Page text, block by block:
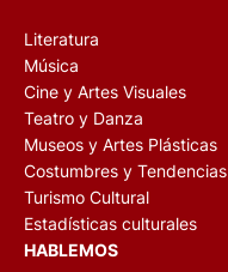
Literatura
Música
Cine y Artes Visuales
Teatro y Danza
Museos y Artes Plásticas
Costumbres y Tendencias
Turismo Cultural
Estadísticas culturales
HABLEMOS